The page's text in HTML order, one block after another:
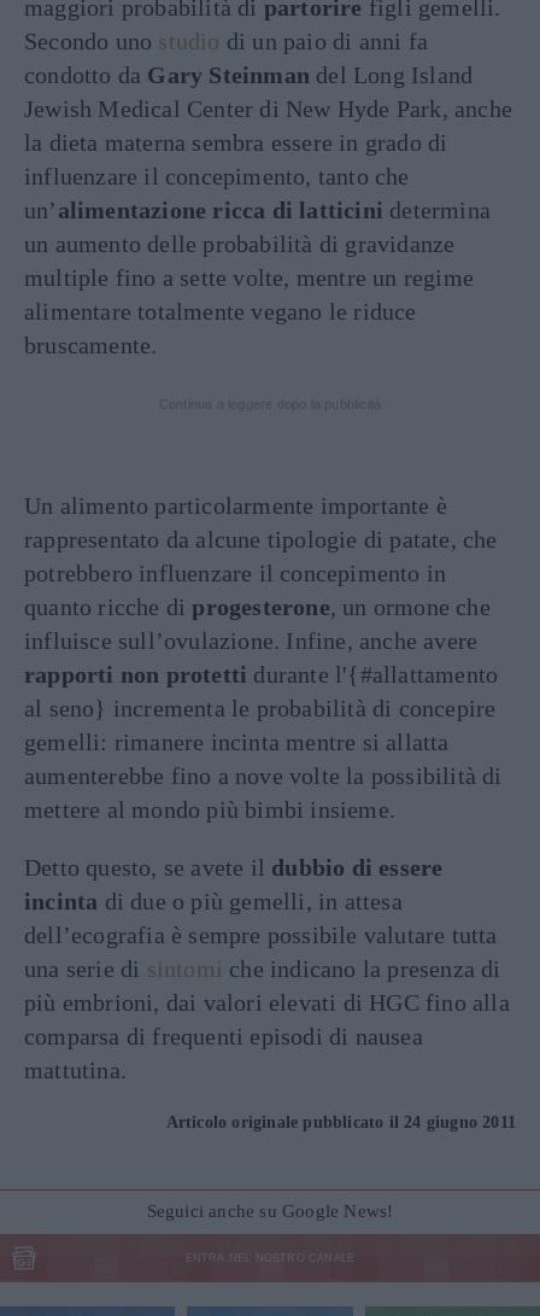
maggiori probabilità di partorire figli gemelli.
Secondo uno studio di un paio di anni fa
condotto da Gary Steinman del Long Island
Jewish Medical Center di New Hyde Park, anche
la dieta materna sembra essere in grado di
influenzare il concepimento, tanto che
un’alimentazione ricca di latticini determina
un aumento delle probabilità di gravidanze
multiple fino a sette volte, mentre un regime
alimentare totalmente vegano le riduce
bruscamente.
Un alimento particolarmente importante è
rappresentato da alcune tipologie di patate, che
potrebbero influenzare il concepimento in
quanto ricche diprogesterone, un ormone che
influisce sull’ovulazione. Infine, anche avere
rapporti non protetti durante l'{#allattamento
al seno} incrementa le probabilità di concepire
gemelli: rimanere incinta mentre si allatta
aumenterebbe fino a nove volte la possibilità di
mettere al mondo più bimbi insieme.
Detto questo, se avete il dubbio di essere
incinta di due o più gemelli, in attesa
dell’ecografia è sempre possibile valutare tutta
una serie di sintomi che indicano la presenza di
più embrioni, dai valori elevati di HGC fino alla
comparsa di frequenti episodi di nausea
mattutina.
Articolo originale pubblicato il 24 giugno 2011
Seguici anche su Google News!
ENTRA NEL NOSTRO CANALE